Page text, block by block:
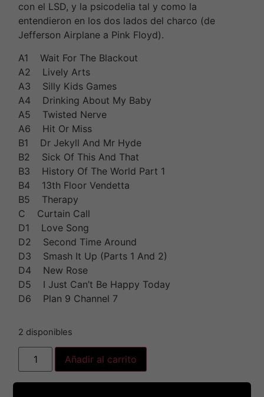
con el LSD, y la psicodelia tal y como la
entendieron en los dos lados del charco (de
Jefferson Airplane a Pink Floyd).
A1 Wait For The Blackout
A2 Lively Arts
A3 Silly Kids Games
A4 Drinking About My Baby
A5 Twisted Nerve
A6 Hit Or Miss
B1 Dr Jekyll And Mr Hyde
B2 Sick Of This And That
B3 History Of The World Part 1
B4 13th Floor Vendetta
B5 Therapy
C Curtain Call
D1 Love Song
D2 Second Time Around
D3 Smash It Up (Parts 1 And 2)
D4 New Rose
D5 I Just Can’t Be Happy Today
D6 Plan 9 Channel 7
2 disponibles
Añadir al carrito